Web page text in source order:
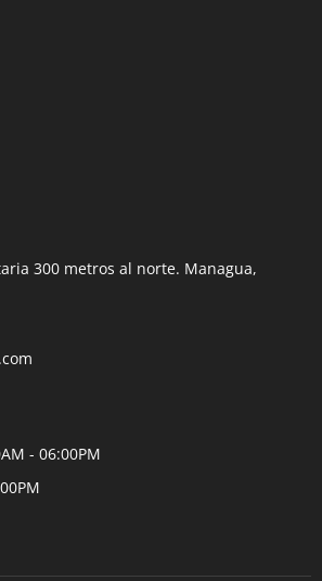
300 metros al norte. Managua,
- 06:00PM